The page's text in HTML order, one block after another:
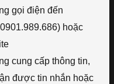
gọi điện đến
hoặc
cung cấp thông tin,
được tin nhắn hoặc